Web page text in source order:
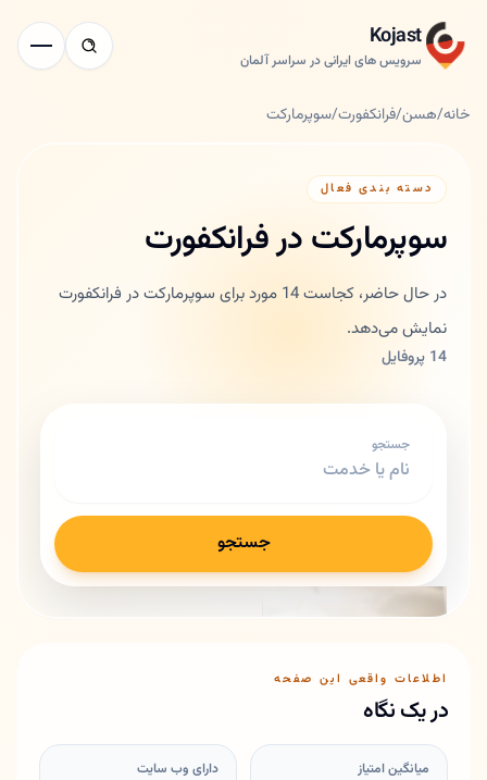
Kojast
سرویس های ایرانی در سراسر آلمان
خانه/هسن/فرانکفورت/سوپرمارکت
دسته بندی فعال
سوپرمارکت در فرانکفورت
در حال حاضر، کجاست 14 مورد برای سوپرمارکت در فرانکفورت
نمایش می‌دهد.
14 پروفایل
جستجو
جستجو
اطلاعات واقعی این صفحه
در یک نگاه
میانگین امتیاز دارای وب سایت